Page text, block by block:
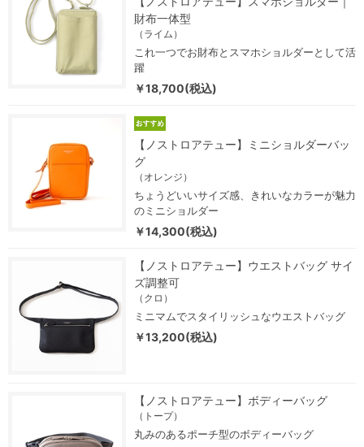
財布一体型
（ライム）
これ一つでお財布とスマホショルダーとして活
躍
￥18,700(税込)
【ノストロアテュー】ミニショルダーバッ
グ
（オレンジ）
ちょうどいいサイズ感、きれいなカラーが魅力
のミニショルダー
￥14,300(税込)
【ノストロアテュー】ウエストバッグ サイ
ズ調整可
（クロ）
ミニマムでスタイリッシュなウエストバッグ
￥13,200(税込)
【ノストロアテュー】ボディーバッグ
（トープ）
丸みのあるポーチ型のボディーバッグ